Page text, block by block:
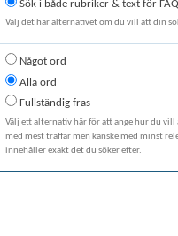
Sök i både rubriker & text för
Välj det här alternativet om du vill att din
Något ord
Alla ord
Fullständig fras
Välj ett alternativ här för att ange hur du
med mest träffar men kanske med minst
innehåller exakt det du söker efter.